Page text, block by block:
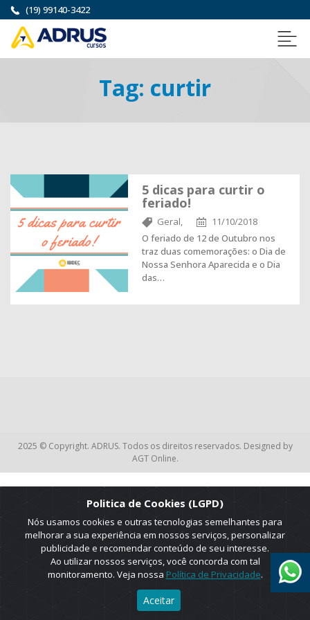
(19) 99140-3422
Tag: curtir
5 dicas para curtir o
feriado!
Geral,
11/10/2018
O feriado de 12 de Outubro nos
traz duas comemorações: o Dia de
Nossa Senhora Aparecida e o Dia
das…
2025 © Copyright. ADRUS. Todos os direitos reservados. Designed by
AGT Online.
Politica de Cookies (LGPD)
Nós usamos cookies e outras tecnologias semelhantes para
melhorar a sua experiência em nossos serviços, personalizar
publicidade e recomendar conteúdo de seu interesse.
Ao utilizar nossos serviços, você concorda com tal
monitoramento. Veja nossa Política de Privacidade.
Aceitar